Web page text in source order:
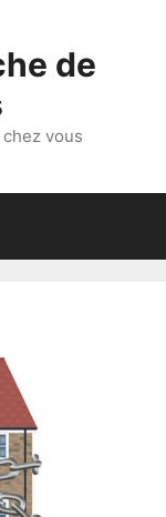
de
vous